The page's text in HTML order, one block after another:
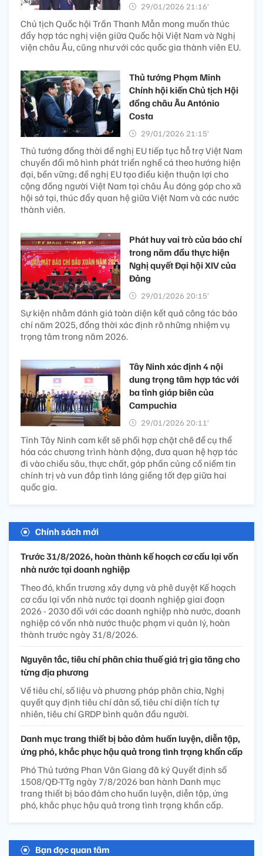
29/01/2026 21:16’
Chủ tịch Quốc hội Trần Thanh Mẫn mong muốn thúc
đẩy hợp tác nghị viện giữa Quốc hội Việt Nam và Nghị
viện châu Âu, cũng như với các quốc gia thành viên EU.
Thủ tướng Phạm Minh
Chính hội kiến Chủ tịch Hội
đồng châu Âu António
Costa
29/01/2026 21:15’
Thủ tướng đồng thời đề nghị EU tiếp tục hỗ trợ Việt Nam
chuyển đổi mô hình phát triển nghề cá theo hướng hiện
đại, bền vững; đề nghị EU tạo điều kiện thuận lợi cho
cộng đồng người Việt Nam tại châu Âu đóng góp cho xã
hội sở tại, thúc đẩy quan hệ giữa Việt Nam và các nước
thành viên.
Phát huy vai trò của báo chí
trong năm đầu thực hiện
Nghị quyết Đại hội XIV của
Đảng
29/01/2026 20:15’
Sự kiện nhằm đánh giá toàn diện kết quả công tác báo
chí năm 2025, đồng thời xác định rõ những nhiệm vụ
trọng tâm trong năm 2026.
Tây Ninh xác định 4 nội
dung trọng tâm hợp tác với
ba tỉnh giáp biên của
Campuchia
29/01/2026 20:11’
Tỉnh Tây Ninh cam kết sẽ phối hợp chặt chẽ để cụ thể
hóa các chương trình hành động, đưa quan hệ hợp tác
đi vào chiều sâu, thực chất, góp phần củng cố niềm tin
chính trị và vun đắp tình láng giềng tốt đẹp giữa hai
quốc gia.
Chính sách mới
Trước 31/8/2026, hoàn thành kế hoạch cơ cấu lại vốn
nhà nước tại doanh nghiệp
Theo đó, khẩn trương xây dựng và phê duyệt Kế hoạch
cơ cấu lại vốn nhà nước tại doanh nghiệp giai đoạn
2026 - 2030 đối với các doanh nghiệp nhà nước, doanh
nghiệp có vốn nhà nước thuộc phạm vi quản lý, hoàn
thành trước ngày 31/8/2026.
Nguyên tắc, tiêu chí phân chia thuế giá trị gia tăng cho
từng địa phương
Về tiêu chí, số liệu và phương pháp phân chia, Nghị
quyết quy định tiêu chí dân số, tiêu chí diện tích tự
nhiên, tiêu chí GRDP bình quân đầu người.
Danh mục trang thiết bị bảo đảm huấn luyện, diễn tập,
ứng phó, khắc phục hậu quả trong tình trạng khẩn cấp
Phó Thủ tướng Phan Văn Giang đã ký Quyết định số
1508/QĐ-TTg ngày 7/8/2026 ban hành Danh mục
trang thiết bị bảo đảm cho huấn luyện, diễn tập, ứng
phó, khắc phục hậu quả trong tình trạng khẩn cấp.
Bạn đọc quan tâm